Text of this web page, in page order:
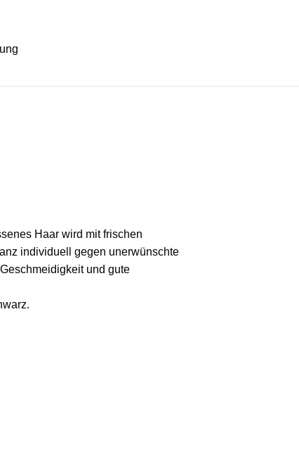
Haar wird mit frischen
individuell gegen unerwünschte
und gute